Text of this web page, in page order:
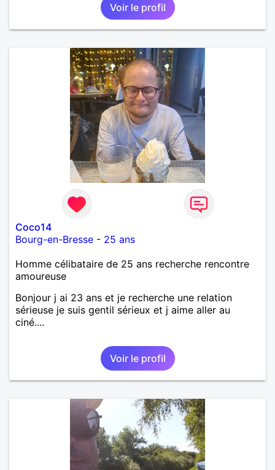
Voir le profil
Coco14
Bourg-en-Bresse - 25 ans
Homme célibataire de 25 ans recherche rencontre
amoureuse
Bonjour j ai 23 ans et je recherche une relation
sérieuse je suis gentil sérieux et j aime aller au
ciné....
Voir le profil